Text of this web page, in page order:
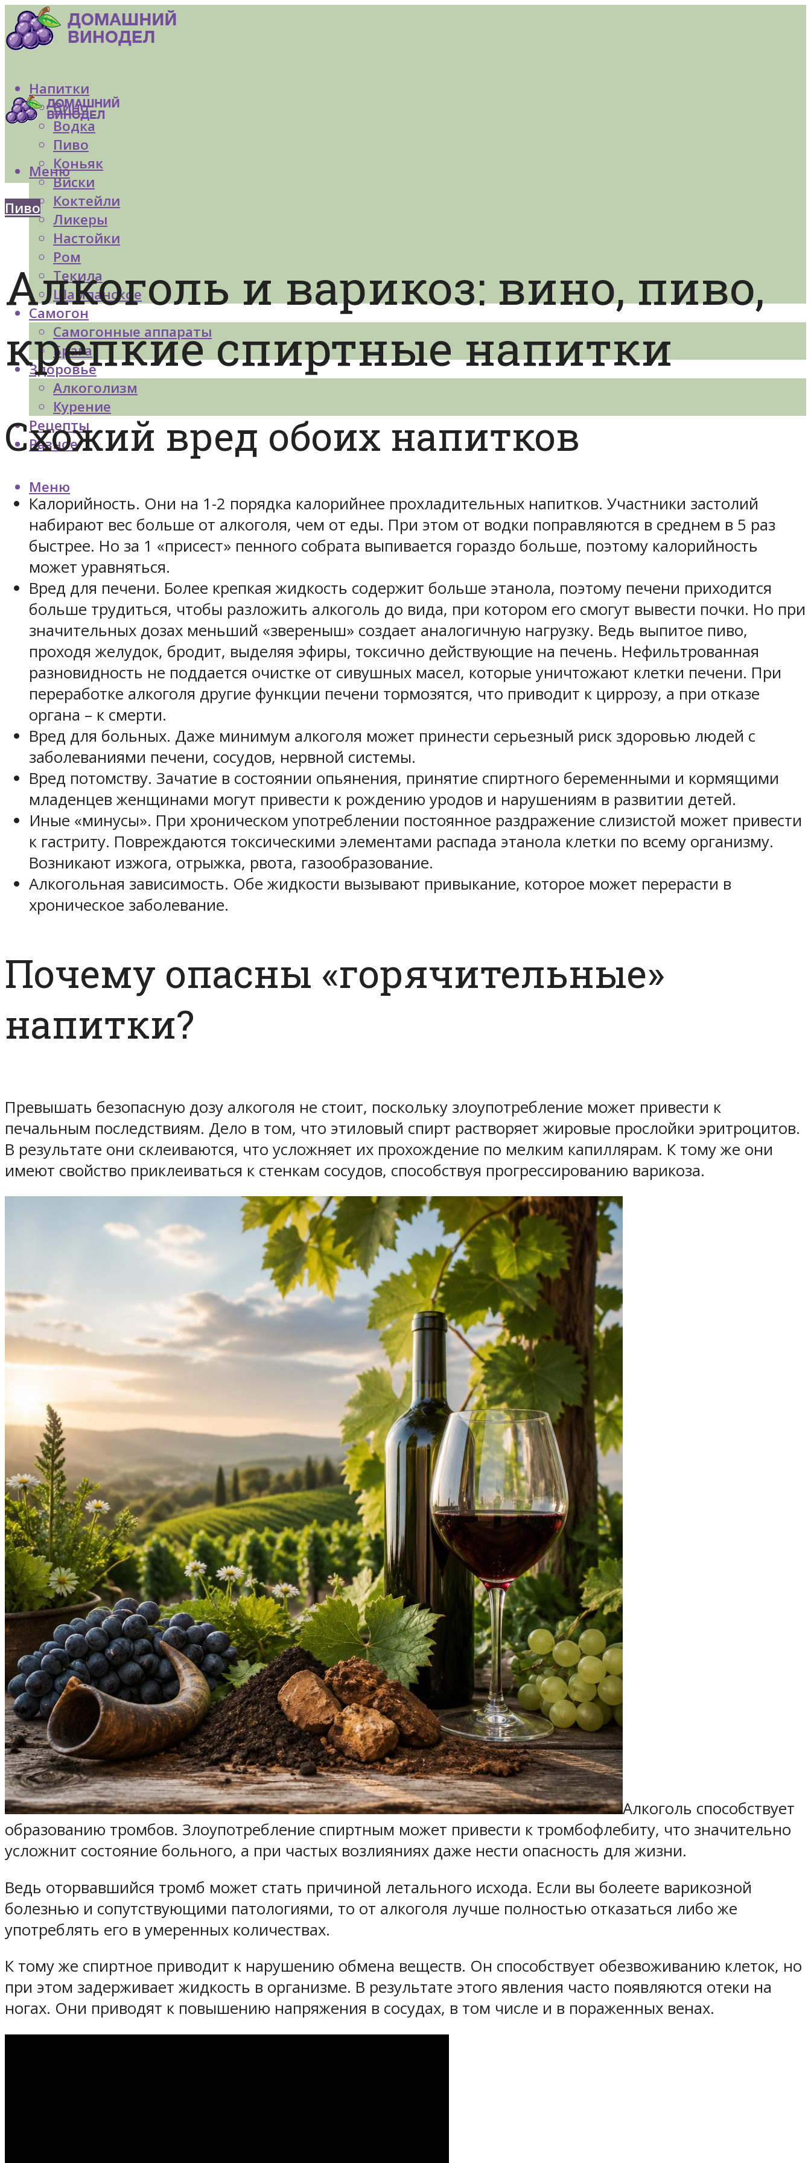
Напитки
Вино
Водка
Пиво
Коньяк
Виски
Коктейли
Ликеры
Настойки
Ром
Текила
Шампанское
Самогон
Самогонные аппараты
Брага
Здоровье
Алкоголизм
Курение
Рецепты
Разное
Меню
Меню
Пиво
Алкоголь и варикоз: вино, пиво,
крепкие спиртные напитки
Схожий вред обоих напитков
Калорийность. Они на 1-2 порядка калорийнее прохладительных напитков. Участники застолий
набирают вес больше от алкоголя, чем от еды. При этом от водки поправляются в среднем в 5 раз
быстрее. Но за 1 «присест» пенного собрата выпивается гораздо больше, поэтому калорийность
может уравняться.
Вред для печени. Более крепкая жидкость содержит больше этанола, поэтому печени приходится
больше трудиться, чтобы разложить алкоголь до вида, при котором его смогут вывести почки. Но при
значительных дозах меньший «звереныш» создает аналогичную нагрузку. Ведь выпитое пиво,
проходя желудок, бродит, выделяя эфиры, токсично действующие на печень. Нефильтрованная
разновидность не поддается очистке от сивушных масел, которые уничтожают клетки печени. При
переработке алкоголя другие функции печени тормозятся, что приводит к циррозу, а при отказе
органа – к смерти.
Вред для больных. Даже минимум алкоголя может принести серьезный риск здоровью людей с
заболеваниями печени, сосудов, нервной системы.
Вред потомству. Зачатие в состоянии опьянения, принятие спиртного беременными и кормящими
младенцев женщинами могут привести к рождению уродов и нарушениям в развитии детей.
Иные «минусы». При хроническом употреблении постоянное раздражение слизистой может привести
к гастриту. Повреждаются токсическими элементами распада этанола клетки по всему организму.
Возникают изжога, отрыжка, рвота, газообразование.
Алкогольная зависимость. Обе жидкости вызывают привыкание, которое может перерасти в
хроническое заболевание.
Почему опасны «горячительные»
напитки?
Превышать безопасную дозу алкоголя не стоит, поскольку злоупотребление может привести к
печальным последствиям. Дело в том, что этиловый спирт растворяет жировые прослойки эритроцитов.
В результате они склеиваются, что усложняет их прохождение по мелким капиллярам. К тому же они
имеют свойство приклеиваться к стенкам сосудов, способствуя прогрессированию варикоза.
Алкоголь способствует
образованию тромбов. Злоупотребление спиртным может привести к тромбофлебиту, что значительно
усложнит состояние больного, а при частых возлияниях даже нести опасность для жизни.
Ведь оторвавшийся тромб может стать причиной летального исхода. Если вы болеете варикозной
болезнью и сопутствующими патологиями, то от алкоголя лучше полностью отказаться либо же
употреблять его в умеренных количествах.
К тому же спиртное приводит к нарушению обмена веществ. Он способствует обезвоживанию клеток, но
при этом задерживает жидкость в организме. В результате этого явления часто появляются отеки на
ногах. Они приводят к повышению напряжения в сосудах, в том числе и в пораженных венах.